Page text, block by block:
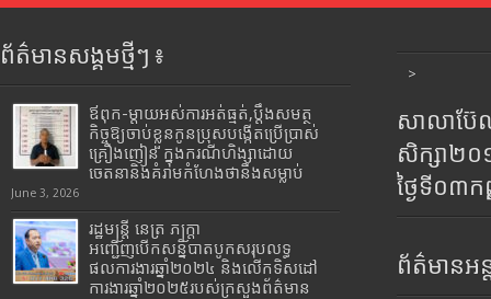
ព័ត៌មានសង្គមថ្មីៗ ៖
ឪពុក-ម្ដាយអស់ការអត់ធ្មត់,ប្ដឹងសមត្ថ
កិច្ចឱ្យចាប់ខ្លួនកូនប្រុសបង្កើតប្រើប្រាស់
គ្រឿងញៀន ក្នុងករណីហិង្សាដោយ
ចេតនានិងគំរាមកំហែងថានឹងសម្លាប់
June 3, 2026
រដ្ឋមន្រ្តី​ នេត្រ​ ភក្ត្រា​
អញ្ជើញបើកសន្និបាតបូកសរុបលទ្ធ
ផលការងារឆ្នាំ២០២៤ និងលើកទិសដៅ
ការងារឆ្នាំ២០២៥របស់​ក្រសួង​ព័ត៌មាន​
>
សាលាប៊ែ
សិក្សា២
ថ្ងៃទី០៣
ព័ត៌មានអន្